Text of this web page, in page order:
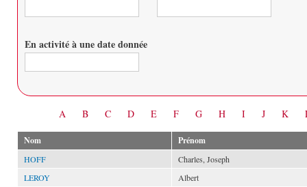
En activité à une date donnée
A B C D E F G H I J K
Nom Prénom
HOFF
Charles, Joseph
LEROY
Albert